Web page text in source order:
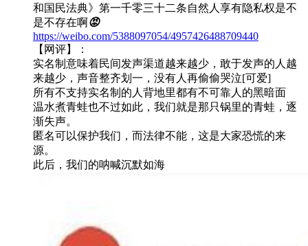
和国民法典》第一千零三十二条自然人享有隐私权是不
是不存在啊😡
https://weibo.com/5388097054/4957426488709440
【网评】：
实名制意味着民间发声渠道越来越少，敢于发声的人越
来越少，声音整齐划一，没有人再偷偷哭泣[可爱]
所有不支持实名制的人背地里都有不可靠人的黑暗面
温水煮青蛙也不过如此，我们就是那只锅里的青蛙，逐
渐失声。
匿名可以保护我们，而法律不能，这是大家恐慌的来
源。
此后，我们的呐喊沉默如海